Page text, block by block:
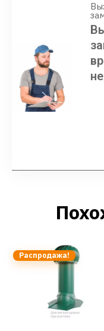
Распродажа!